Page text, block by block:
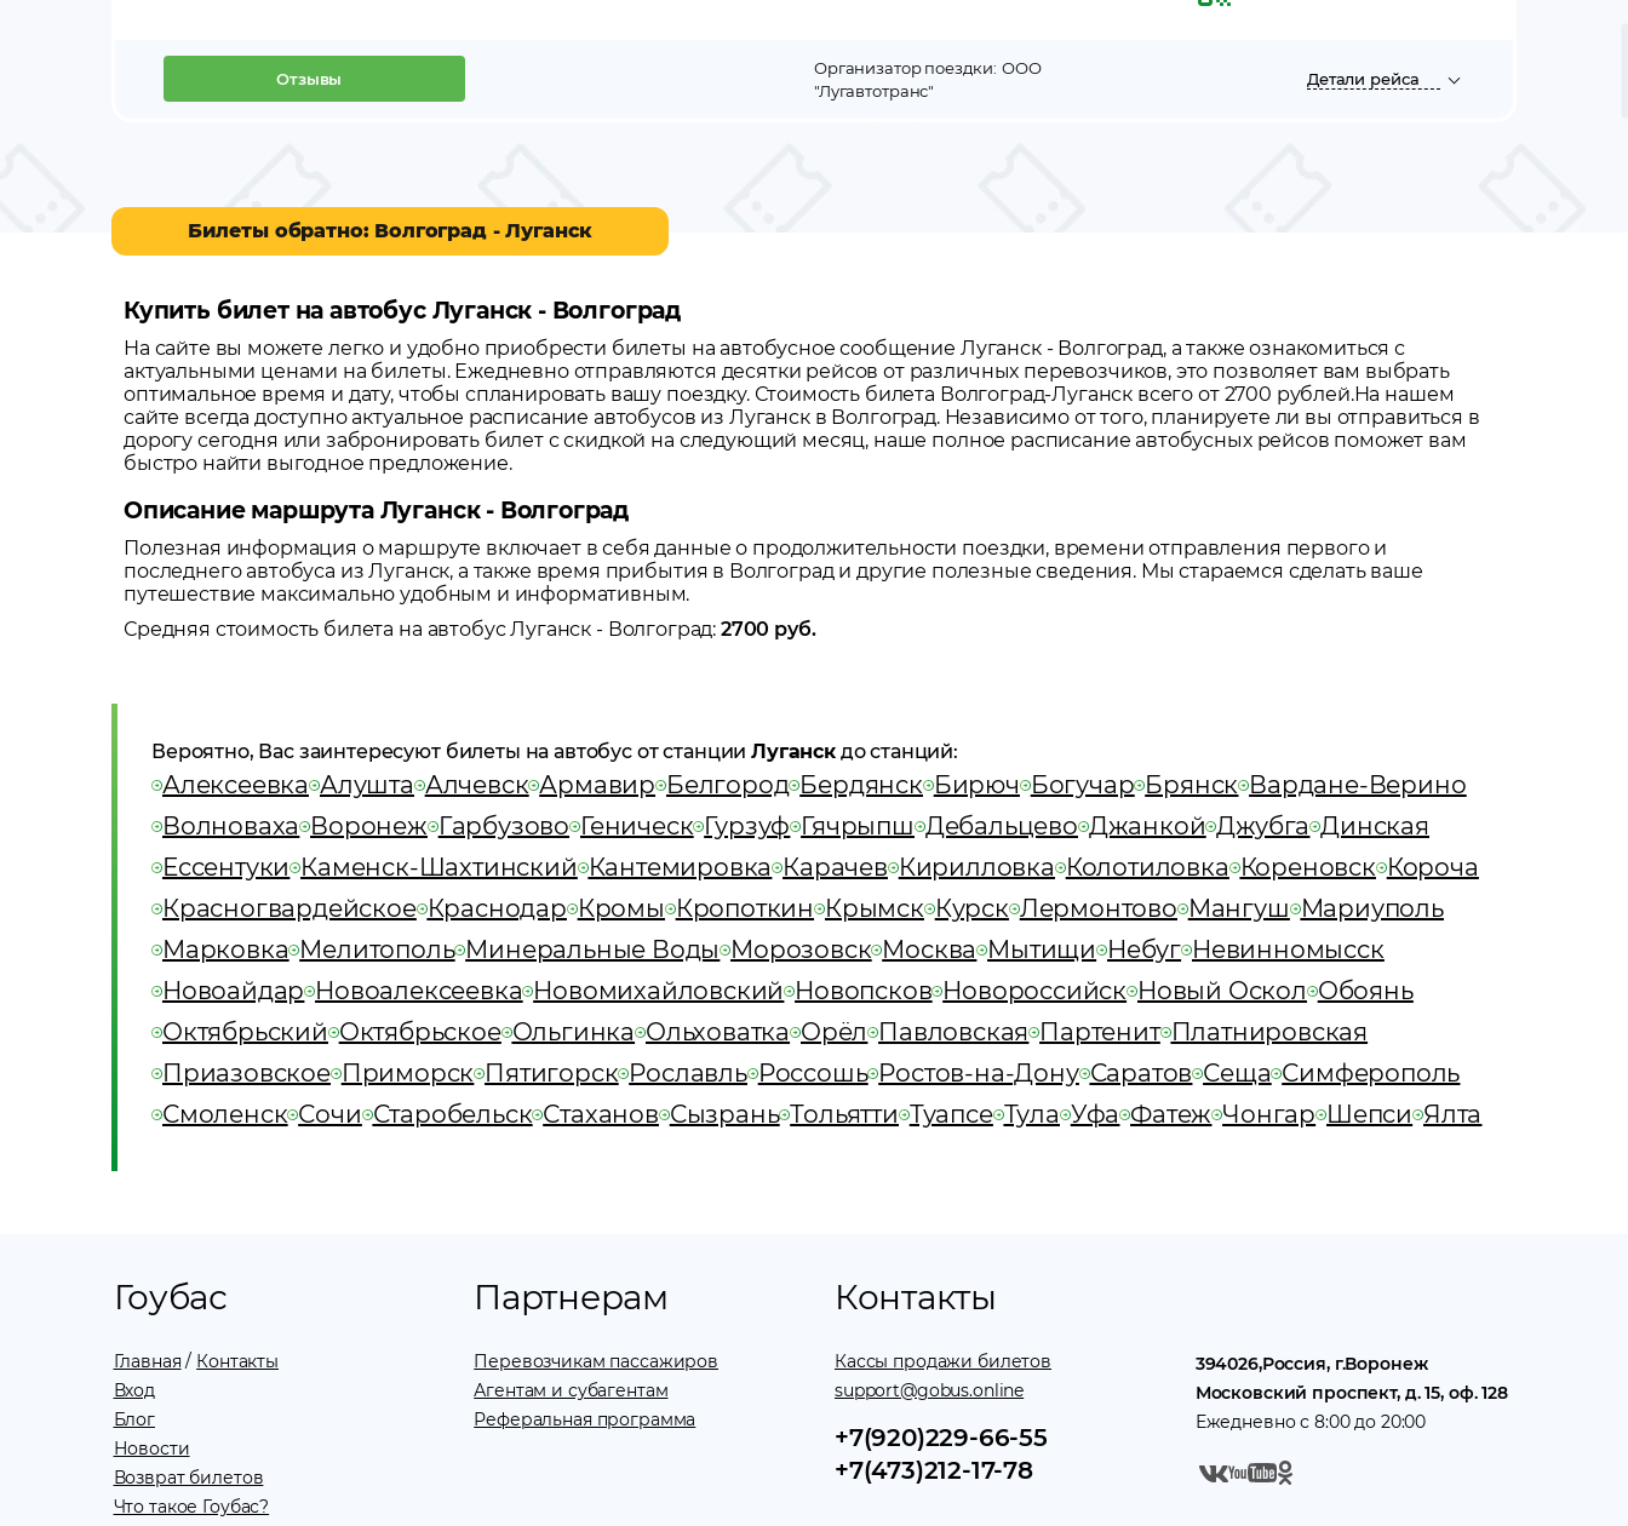
Отзывы
Организатор поездки: ООО
"Лугавтотранс"
Детали рейса
Билеты обратно: Волгоград - Луганск
Купить билет на автобус Луганск - Волгоград
На сайте вы можете легко и удобно приобрести билеты на автобусное сообщение Луганск- Волгоград, а также ознакомиться с
актуальными ценами на билеты. Ежедневно отправляются десятки рейсов от различных перевозчиков, это позволяет вам выбрать
оптимальное время и дату, чтобы спланировать вашу поездку. Стоимость билета Волгоград-Луганск всего от 2700 рублей.На нашем
сайте всегда доступно актуальное расписание автобусов из Луганскв Волгоград. Независимо от того, планируете ли вы отправиться в
дорогу сегодня или забронировать билет с скидкой на следующий месяц, наше полное расписание автобусных рейсов поможет вам
быстро найти выгодное предложение.
Описание маршрута Луганск - Волгоград
Полезная информация о маршруте включает в себя данные о продолжительности поездки, времени отправления первого и
последнего автобуса изЛуганск, а также время прибытия в Волгогради другие полезные сведения. Мы стараемся сделать ваше
путешествие максимально удобным и информативным.
Средняя стоимость билета на автобусЛуганск - Волгоград: 2700 руб.
Вероятно, Вас заинтересуют билеты на автобус от станцииЛуганскдо станций:
Алексеевка Алушта Алчевск Армавир Белгород Бердянск Бирюч Богучар Брянск Вардане-Верино
Волноваха Воронеж Гарбузово Геническ Гурзуф Гячрыпш Дебальцево Джанкой Джубга Динская
Ессентуки Каменск-Шахтинский Кантемировка Карачев Кирилловка Колотиловка Кореновск Короча
Красногвардейское Краснодар Кромы Кропоткин Крымск Курск Лермонтово Мангуш Мариуполь
Марковка Мелитополь Минеральные Воды Морозовск Москва Мытищи Небуг Невинномысск
Новоайдар Новоалексеевка Новомихайловский Новопсков Новороссийск Новый Оскол Обоянь
Октябрьский Октябрьское Ольгинка Ольховатка Орёл Павловская Партенит Платнировская
Приазовское Приморск Пятигорск Рославль Россошь Ростов-на-Дону Саратов Сеща Симферополь
Смоленск Сочи Старобельск Стаханов Сызрань Тольятти Туапсе Тула Уфа Фатеж Чонгар Шепси Ялта
Гоубас
Главная / Контакты
Вход
Блог
Новости
Возврат билетов
Что такое Гоубас?
Партнерам
Перевозчикам пассажиров
Агентам и субагентам
Реферальная программа
Контакты
Кассы продажи билетов
support@gobus.online
+7(920)229-66-55
+7(473)212-17-78
394026,Россия, г.Воронеж
Московский проспект, д. 15, оф. 128
Ежедневно с 8:00 до 20:00